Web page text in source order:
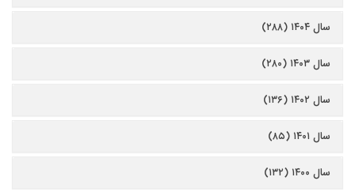
سال ۱۴۰۴ (۲۸۸)
سال ۱۴۰۳ (۲۸۰)
سال ۱۴۰۲ (۱۳۶)
سال ۱۴۰۱ (۸۵)
سال ۱۴۰۰ (۱۳۲)